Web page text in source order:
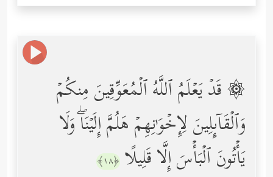
۞ قَدۡ یَعۡلَمُ ٱللَّهُ ٱلۡمُعَوِّقِینَ مِنكُمۡ
وَٱلۡقَاۤىِٕلِینَ لِإِخۡوَ ٰ⁠نِهِمۡ هَلُمَّ إِلَیۡنَاۖ وَلَا
یَأۡتُونَ ٱلۡبَأۡسَ إِلَّا قَلِیلًا ﴿١٨﴾